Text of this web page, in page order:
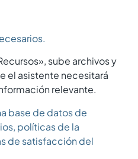
sube archivos y
el asistente necesitará
relevante.
base de datos de
políticas de la
de satisfacción del